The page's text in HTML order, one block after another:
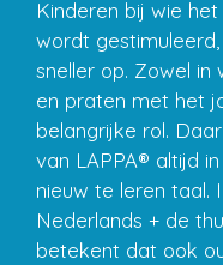
Kinderen bij wie
wordt
sneller op. Zowel in
en praten met het
belangrijke rol.
van LAPPA® altijd
nieuw te leren taal.
Nederlands + de
betekent dat ook